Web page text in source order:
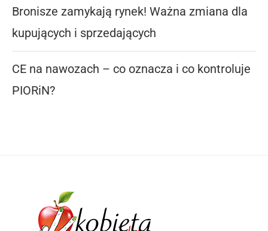
Bronisze zamykają rynek! Ważna zmiana dla
kupujących i sprzedających
CE na nawozach – co oznacza i co kontroluje
PIORiN?